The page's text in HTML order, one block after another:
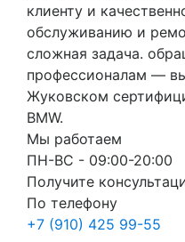
клиенту и
обслуживанию и
сложная задача.
профессионалам —
Жуковском
BMW.
Мы работаем
ПН-ВC - 09:00-20:00
Получите
По телефону
+7 (910) 425 99-55